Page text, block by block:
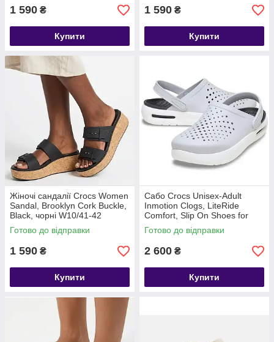
1 590 ₴
Купити
1 590 ₴
Купити
Жіночі сандалії Crocs Women
Sandal, Brooklyn Cork Buckle,
Black, чорні W10/41-42
Готово до відправки
1 590 ₴
Купити
Сабо Crocs Unisex-Adult
Inmotion Clogs, LiteRide
Comfort, Slip On Shoes for
Women and Men, Atmosphere
Готово до відправки
2 600 ₴
Купити